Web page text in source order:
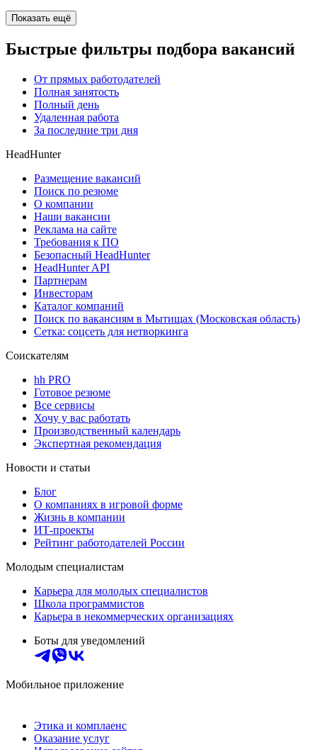
Показать ещё
Быстрые фильтры подбора вакансий
От прямых работодателей
Полная занятость
Полный день
Удаленная работа
За последние три дня
HeadHunter
Размещение вакансий
Поиск по резюме
О компании
Наши вакансии
Реклама на сайте
Требования к ПО
Безопасный HeadHunter
HeadHunter API
Партнерам
Инвесторам
Каталог компаний
Поиск по вакансиям в Мытищах (Московская область)
Сетка: соцсеть для нетворкинга
Соискателям
hh PRO
Готовое резюме
Все сервисы
Хочу у вас работать
Производственный календарь
Экспертная рекомендация
Новости и статьи
Блог
О компаниях в игровой форме
Жизнь в компании
ИТ-проекты
Рейтинг работодателей России
Молодым специалистам
Карьера для молодых специалистов
Школа программистов
Карьера в некоммерческих организациях
Боты для уведомлений
Мобильное приложение
Этика и комплаенс
Оказание услуг